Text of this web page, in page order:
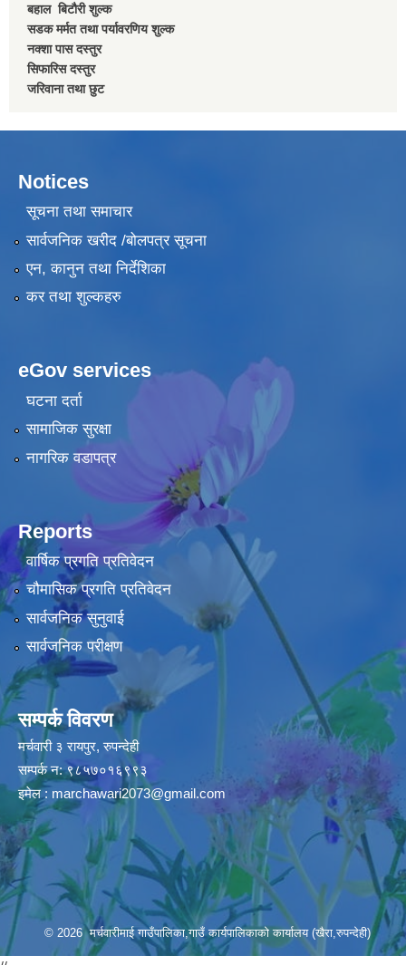
बहाल बिटाैरी शुल्क
सडक मर्मत तथा पर्यावरणिय शुल्क
नक्शा पास दस्तुर
सिफारिस दस्तुर
जरिवाना तथा छुट
Notices
सूचना तथा समाचार
सार्वजनिक खरीद /बोलपत्र सूचना
एन, कानुन तथा निर्देशिका
कर तथा शुल्कहरु
eGov services
घटना दर्ता
सामाजिक सुरक्षा
नागरिक वडापत्र
Reports
वार्षिक प्रगति प्रतिवेदन
चौमासिक प्रगति प्रतिवेदन
सार्वजनिक सुनुवाई
सार्वजनिक परीक्षण
सम्पर्क विवरण
मर्चवारी ३ रायपुर, रुपन्देही
सम्पर्क न: ९८५७०१६९९३
इमेल : marchawari2073@gmail.com
© 2026 मर्चवारीमाई गाउँपालिका,गाउँ कार्यपालिकाको कार्यालय (खैरा,रुपन्देही)